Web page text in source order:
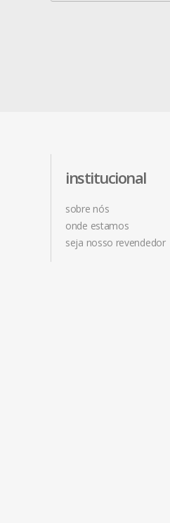
institucional
sobre nós
onde estamos
seja nosso revendedor